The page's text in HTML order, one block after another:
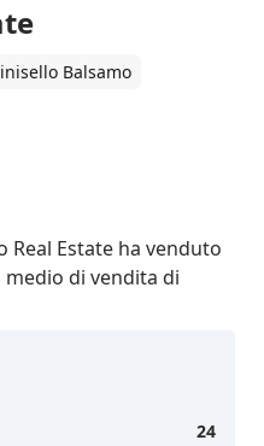
Balsamo
Real Estate ha venduto
di vendita di
24